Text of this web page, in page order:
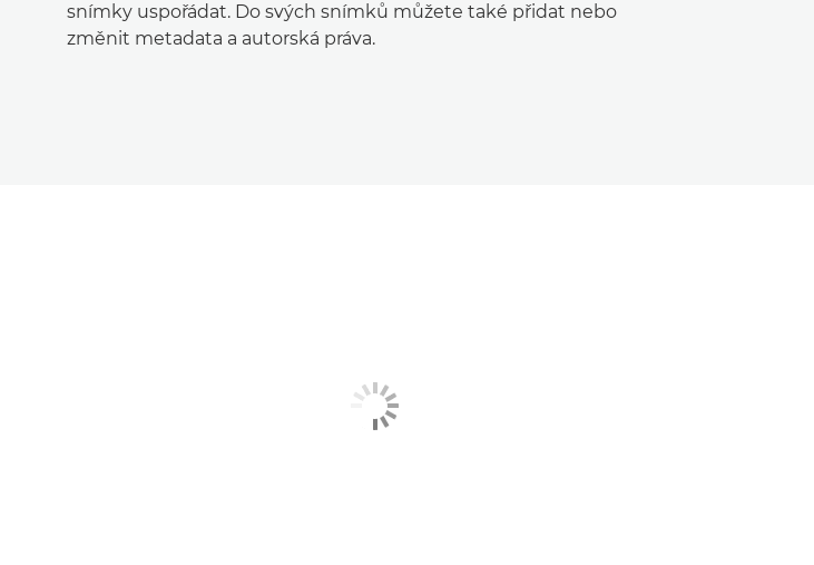
snímky uspořádat. Do svých snímků můžete také přidat nebo
změnit metadata a autorská práva.